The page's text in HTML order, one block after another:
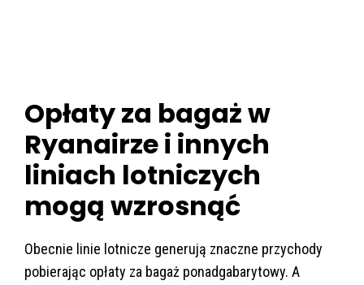
Opłaty za bagaż w
Ryanairze i innych
liniach lotniczych
mogą wzrosnąć
Obecnie linie lotnicze generują znaczne przychody
pobierając opłaty za bagaż ponadgabarytowy. A